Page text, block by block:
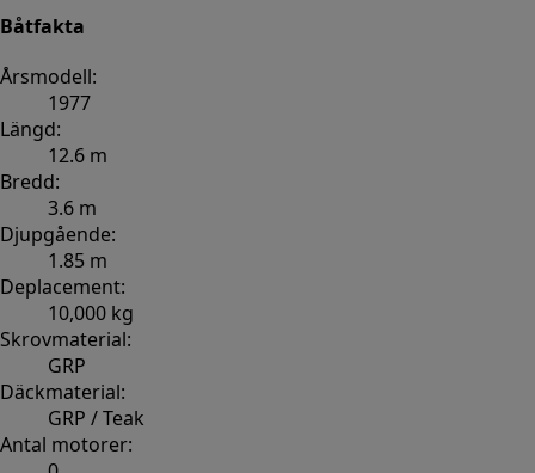
Båtfakta
Årsmodell:
1977
Längd:
12.6 m
Bredd:
3.6 m
Djupgående:
1.85 m
Deplacement:
10,000 kg
Skrovmaterial:
GRP
Däckmaterial:
GRP / Teak
Antal motorer: